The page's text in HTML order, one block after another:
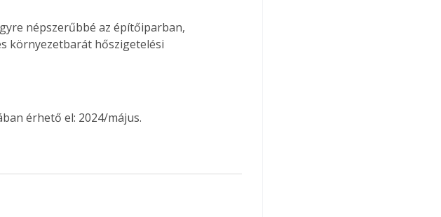
népszerűbbé az építőiparban,
környezetbarát hőszigetelési
érhető el: 2024/május.